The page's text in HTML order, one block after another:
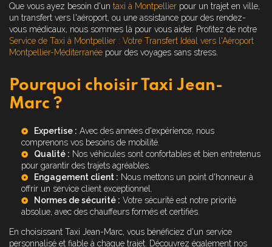
Que vous ayez besoin d'un taxi à Montpellier pour un trajet en ville,
un transfert vers l'aéroport, ou une assistance pour des rendez-
vous médicaux, nous sommes là pour vous aider. Profitez de notre
Service de Taxi à Montpellier : Votre Transfert Idéal vers l'Aéroport
Montpellier-Méditerranée pour des voyages sans stress.
Pourquoi choisir Taxi Jean-
Marc ?
Expertise : Avec des années d'expérience, nous
comprenons vos besoins de mobilité.
Qualité : Nos véhicules sont confortables et bien entretenus
pour garantir des trajets agréables.
Engagement client : Nous mettons un point d'honneur à
offrir un service client exceptionnel.
Normes de sécurité : Votre sécurité est notre priorité
absolue, avec des chauffeurs formés et certifiés.
En choisissant Taxi Jean-Marc, vous bénéficiez d'un service
personnalisé et fiable à chaque trajet. Découvrez également nos